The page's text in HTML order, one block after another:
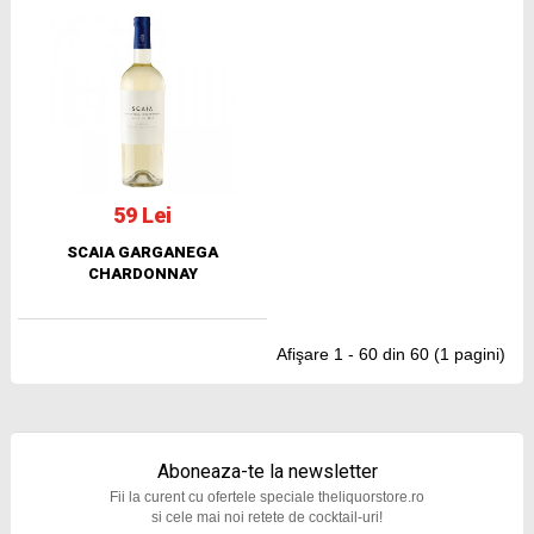
59 Lei
SCAIA GARGANEGA
CHARDONNAY
Afişare 1 - 60 din 60 (1 pagini)
Aboneaza-te la newsletter
Fii la curent cu ofertele speciale theliquorstore.ro
si cele mai noi retete de cocktail-uri!